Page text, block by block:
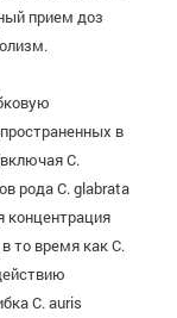
прием доз
в
C.
рода C. glabrata
концентрация
то время как C.
C. auris